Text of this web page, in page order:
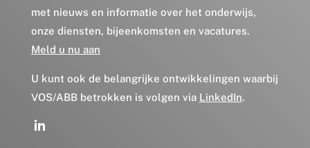
met nieuws en informatie over het onderwijs,
onze diensten, bijeenkomsten en vacatures.
Meld u nu aan
U kunt ook de belangrijke ontwikkelingen waarbij
VOS/ABB betrokken is volgen via LinkedIn.